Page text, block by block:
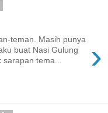
›
teman. Masih punya
buat Nasi Gulung
tema...